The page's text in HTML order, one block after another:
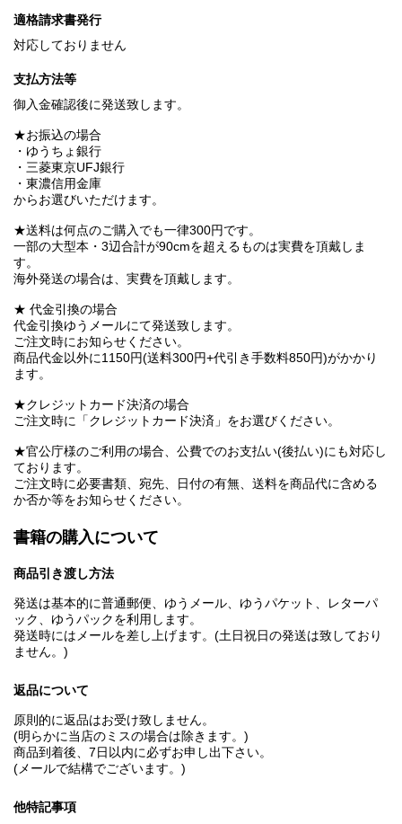
適格請求書発行
対応しておりません
支払方法等
御入金確認後に発送致します。
★お振込の場合
・ゆうちょ銀行
・三菱東京UFJ銀行
・東濃信用金庫
からお選びいただけます。
★送料は何点のご購入でも一律300円です。
一部の大型本・3辺合計が90cmを超えるものは実費を頂戴しま
す。
海外発送の場合は、実費を頂戴します。
★ 代金引換の場合
代金引換ゆうメールにて発送致します。
ご注文時にお知らせください。
商品代金以外に1150円(送料300円+代引き手数料850円)がかかり
ます。
★クレジットカード決済の場合
ご注文時に「クレジットカード決済」をお選びください。
★官公庁様のご利用の場合、公費でのお支払い(後払い)にも対応し
ております。
ご注文時に必要書類、宛先、日付の有無、送料を商品代に含める
か否か等をお知らせください。
書籍の購入について
商品引き渡し方法
発送は基本的に普通郵便、ゆうメール、ゆうパケット、レターパ
ック、ゆうパックを利用します。
発送時にはメールを差し上げます。(土日祝日の発送は致しており
ません。)
返品について
原則的に返品はお受け致しません。
(明らかに当店のミスの場合は除きます。)
商品到着後、7日以内に必ずお申し出下さい。
(メールで結構でございます。)
他特記事項